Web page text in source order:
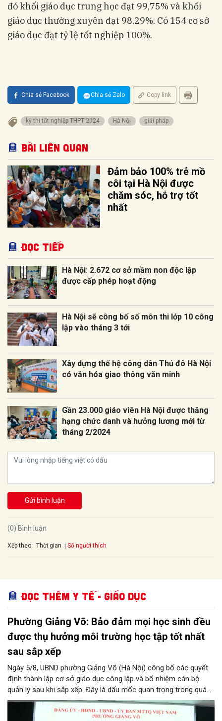
đó khối giáo dục trung học đạt 99,75% và khối
giáo dục thường xuyên đạt 98,29%. Có 154 cơ sở
giáo dục đạt tỷ lệ tốt nghiệp 100%.
Chia sẻ Facebook Chia sẻ Zalo Copy link
kỳ thi tốt nghiệp THPT 2024 Hà Nội giải pháp
Bài liên quan
Đảm bảo 100% trẻ mồ
côi tại Hà Nội được
chăm sóc, hỗ trợ tốt
nhất
Đọc tiếp
Hà Nội: 2.672 cơ sở mầm non độc lập
được cấp phép hoạt động
Hà Nội sẽ công bố số môn thi lớp 10 công
lập vào tháng 3 tới
Xây dựng thế hệ công dân Thủ đô Hà Nội
có văn hóa giao thông văn minh
Gần 23.000 giáo viên Hà Nội được thăng
hạng chức danh và hưởng lương mới từ
tháng 2/2024
Gửi bình luận
(0) Bình luận
Xếp theo: Thời gian Số người thích
Đọc thêm Y tế - Giáo dục
Phường Giảng Võ: Bảo đảm mọi học sinh đều
được thụ hưởng môi trường học tập tốt nhất
sau sắp xếp
Ngày 5/8, UBND phường Giảng Võ (Hà Nội) công bố các quyết
định thành lập cơ sở giáo dục công lập và bổ nhiệm cán bộ
quản lý sau khi sắp xếp. Đây là dấu mốc quan trọng trong quá
trình kiện toàn tổ chức bộ máy, thực hiện chủ trương tinh gọn,
nâng cao hiệu lực, hiệu quả quản lý theo các nghị quyết của